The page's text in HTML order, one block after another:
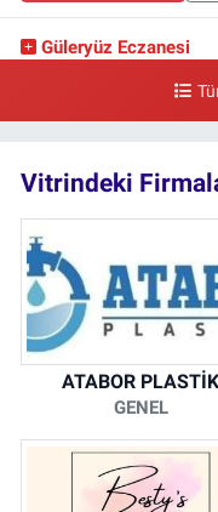
Güleryüz Eczanesi
kalaycıbahçe Meydana
Vitrindeki
ATABOR PLASTİK
GENEL